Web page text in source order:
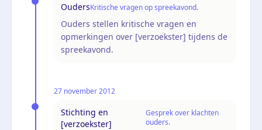
OudersKritische vragen op spreekavond.
Ouders stellen kritische vragen en
opmerkingen over [verzoekster] tijdens de
spreekavond.
27 november 2012
Stichting en
[verzoekster]
Gesprek over klachten
ouders.